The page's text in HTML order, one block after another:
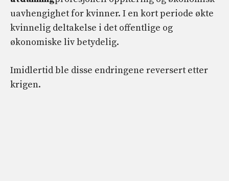
uavhengighet for kvinner. I en kort periode økte
kvinnelig deltakelse i det offentlige og
økonomiske liv betydelig.
Imidlertid ble disse endringene reversert etter
krigen.